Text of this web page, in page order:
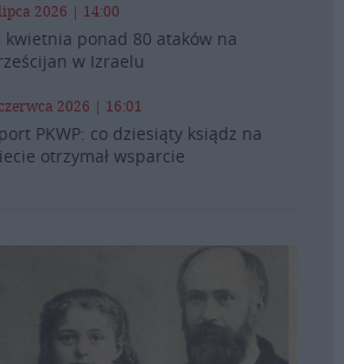
2026 | 14:00
kwietnia ponad 80 ataków na
w Izraelu
2026 | 16:01
PKWP: co dziesiąty ksiądz na
otrzymał wsparcie